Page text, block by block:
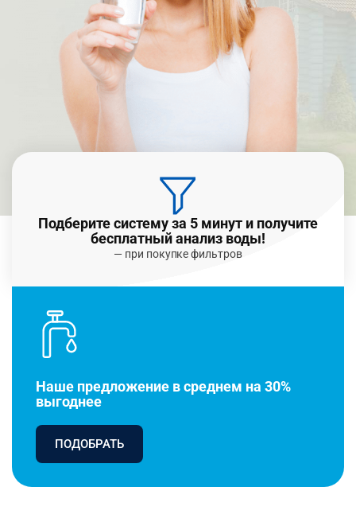
Подберите систему за 5 минут и получите
бесплатный анализ воды!
— при покупке фильтров
Наше предложение в среднем на 30%
выгоднее
ПОДОБРАТЬ